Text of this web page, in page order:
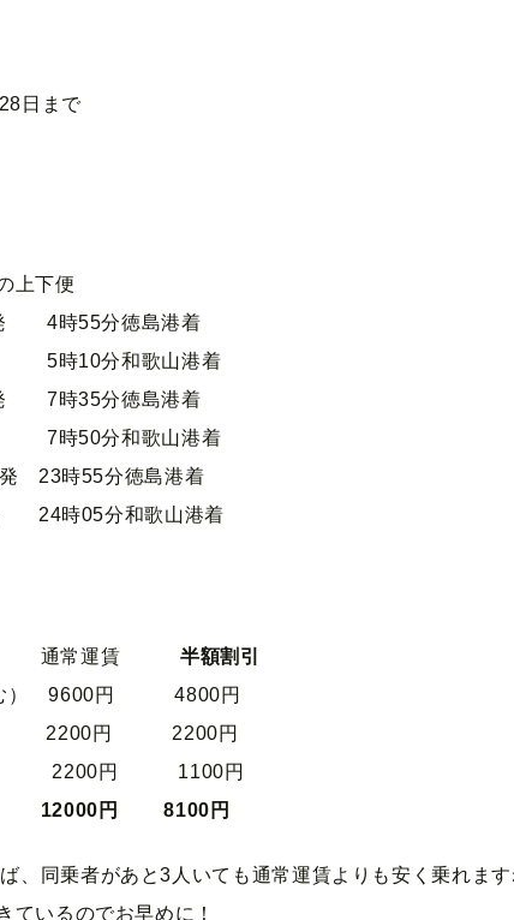
日まで
上下便
4時55分徳島港着
5時10分和歌山港着
7時35分徳島港着
7時50分和歌山港着
23時55分徳島港着
24時05分和歌山港着
賃半額割引
む） 9600円 4800円
） 2200円 2200円
2200円 1100円
12000円 8100円
、同乗者があと3人いても通常運賃よりも安く乗れま
ているのでお早めに！